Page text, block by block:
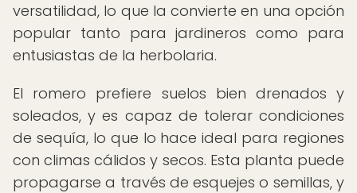
versatilidad, lo que la convierte en una opción
popular tanto para jardineros como para
entusiastas de la herbolaria.
El romero prefiere suelos bien drenados y
soleados, y es capaz de tolerar condiciones
de sequía, lo que lo hace ideal para regiones
con climas cálidos y secos. Esta planta puede
propagarse a través de esquejes o semillas, y